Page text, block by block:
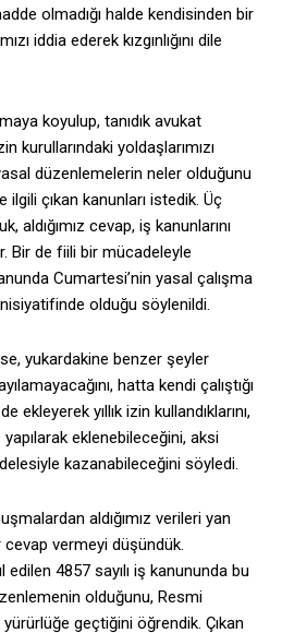
olmadığı halde kendisinden bir
iddia ederek kızgınlığını dile
koyulup, tanıdık avukat
kurullarındaki yoldaşlarımızı
düzenlemelerin neler olduğunu
çıkan kanunları istedik. Üç
aldığımız cevap, iş kanunlarını
Bir de fiili bir mücadeleyle
Cumartesi’nin yasal çalışma
olduğu söylenildi.
yukardakine benzer şeyler
hatta kendi çalıştığı
ekleyerek yıllık izin kullandıklarını,
eklenebileceğini, aksi
kazanabileceğini söyledi.
aldığımız verileri yan
vermeyi düşündük.
4857 sayılı iş kanununda bu
olduğunu, Resmi
yürürlüğe geçtiğini öğrendik. Çıkan